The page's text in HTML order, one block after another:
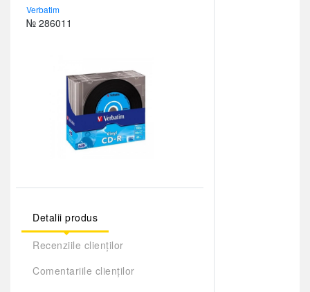
Verbatim
№ 286011
Detalii produs
Recenziile clienților
Comentariile clienților